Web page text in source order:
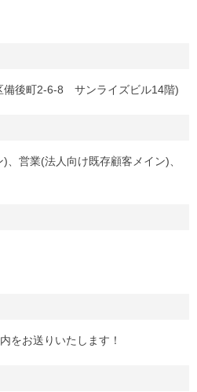
備後町2-6-8 サンライズビル14階)
営業(法人向け既存顧客メイン)、
をお送りいたします！